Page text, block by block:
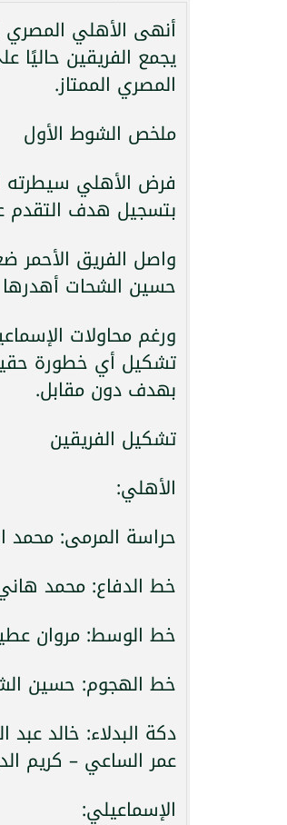
أنهى الأهلي المصري
يجمع الفريقين حاليًا
المصري الممتاز.
ملخص الشوط الأول
فرض الأهلي سيطرته
بتسجيل هدف التقدم
حسين الشحات أهدرها
ورغم محاولات
تشكيل أي خطورة
بهدف دون مقابل.
تشكيل الفريقين
الأهلي:
حراسة المرمى: محمد
خط الدفاع: محمد
خط الوسط: مروان
خط الهجوم: حسين
دكة البدلاء: خالد
عمر الساعي – كريم
الإسماعيلي: